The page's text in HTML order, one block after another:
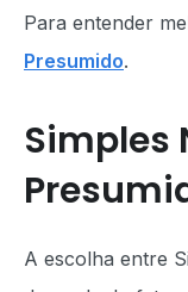
Para entender
Presumido.
Simples
A escolha entre